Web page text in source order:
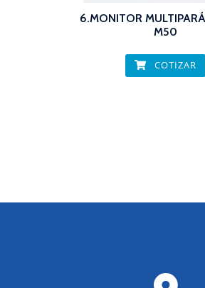
6.MONITOR
M50
COTIZAR